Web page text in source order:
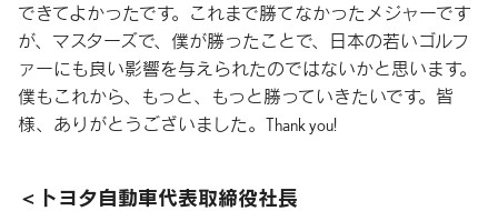
できてよかったです。これまで勝てなかったメジャーです
が、マスターズで、僕が勝ったことで、日本の若いゴルフ
ァーにも良い影響を与えられたのではないかと思います。
僕もこれから、もっと、もっと勝っていきたいです。皆
様、ありがとうございました。Thank you!
トヨタ自動車代表取締役社長